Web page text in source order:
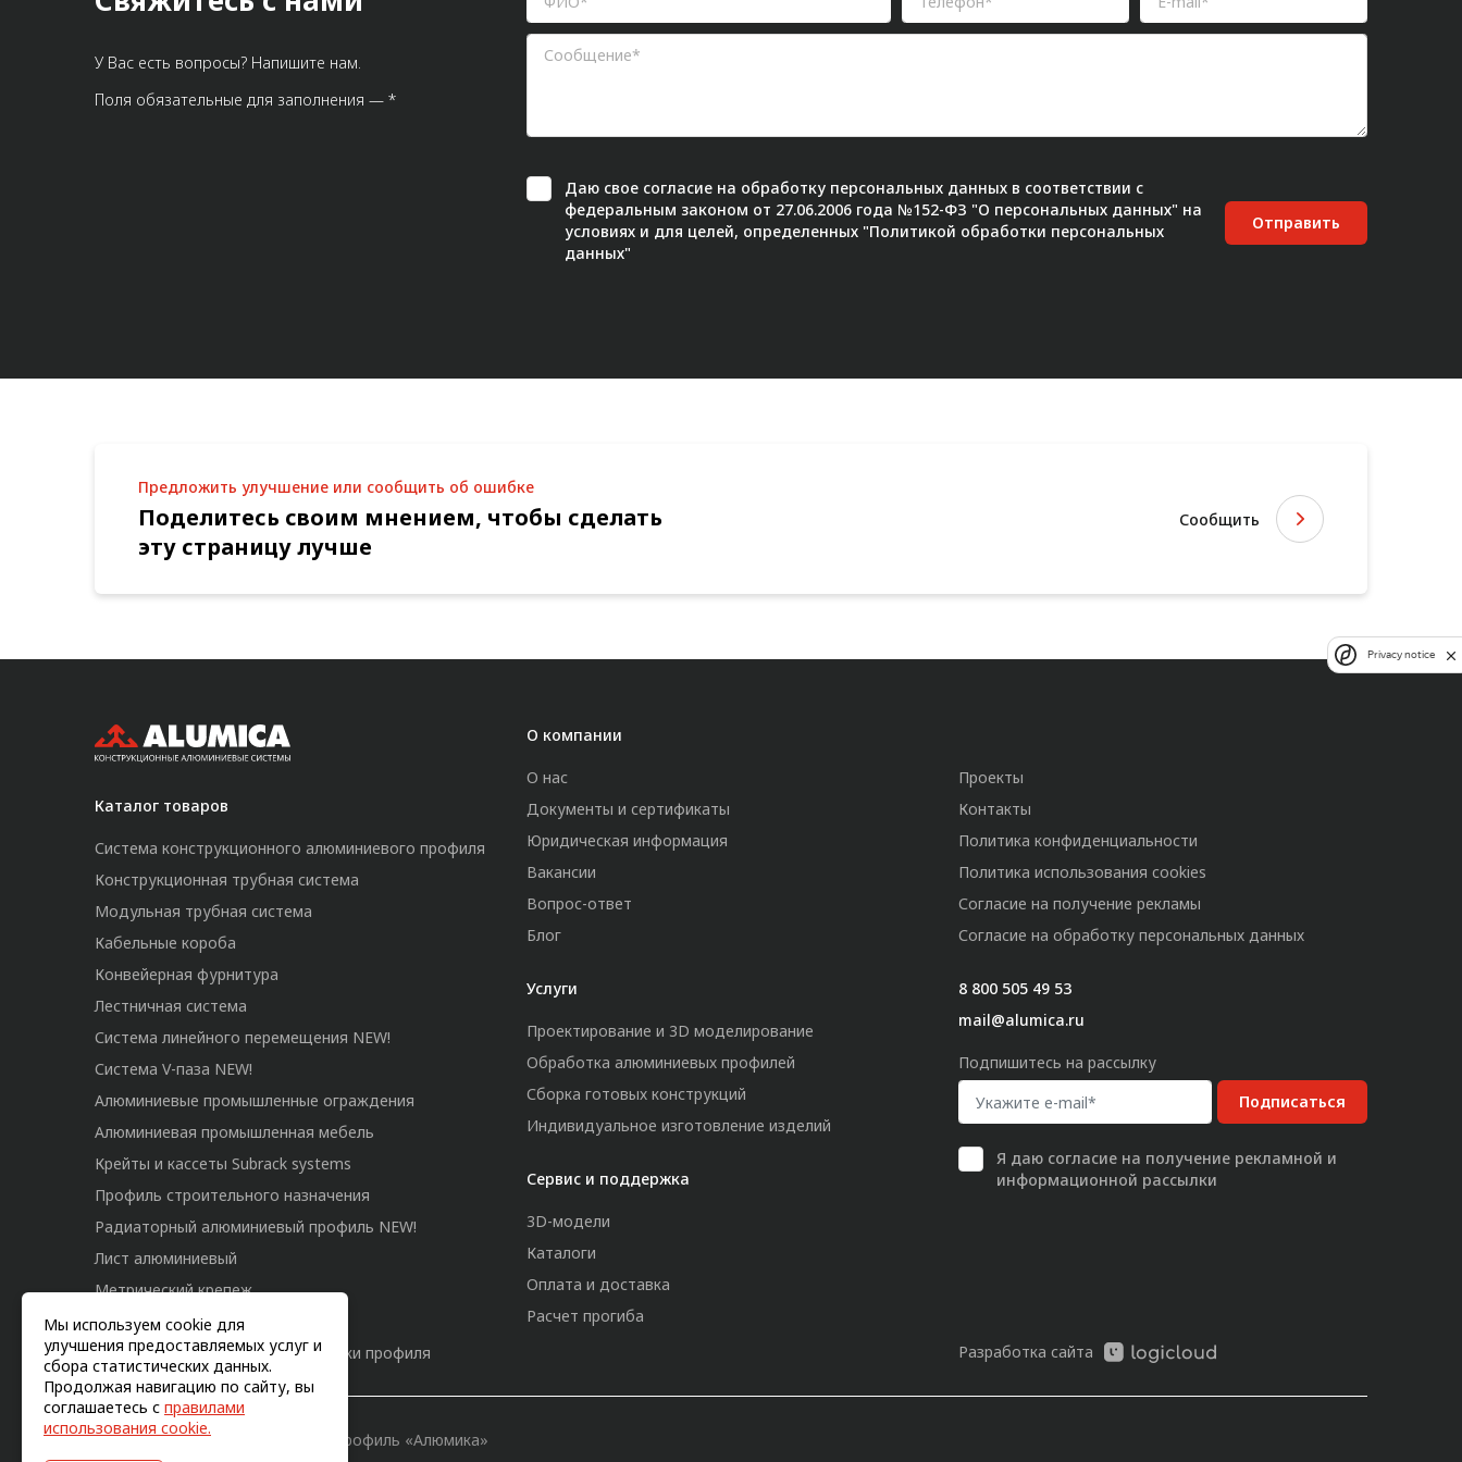
Мы используем cookie для
улучшения предоставляемых услуг и
сбора статистических данных.
Продолжая навигацию по сайту, вы
соглашаетесь с правилами
использования cookie.
У Вас есть вопросы? Напишите нам.
Поля обязательные для заполнения — *
Даю свое согласие на обработку персональных данных в соответствии с
федеральным законом от 27.06.2006 года №152-ФЗ "О персональных данных" на
условиях и для целей, определенных "Политикой обработки персональных
данных"
Отправить
Предложить улучшение или сообщить об ошибке
Поделитесь своим мнением, чтобы сделать
эту страницу лучше
Сообщить
Каталог товаров
Система конструкционного алюминиевого профиля
Конструкционная трубная система
Модульная трубная система
Кабельные короба
Конвейерная фурнитура
Лестничная система
Система линейного перемещения NEW!
Система V-паза NEW!
Алюминиевые промышленные ограждения
Алюминиевая промышленная мебель
Крейты и кассеты Subrack systems
Профиль строительного назначения
Радиаторный алюминиевый профиль NEW!
Лист алюминиевый
Метрический крепеж
Конструкции из профиля
Услуги дополнительной обработки профиля
О компании
О нас
Документы и сертификаты
Юридическая информация
Вакансии
Вопрос-ответ
Блог
Услуги
Проектирование и 3D моделирование
Обработка алюминиевых профилей
Сборка готовых конструкций
Индивидуальное изготовление изделий
Сервис и поддержка
3D-модели
Каталоги
Оплата и доставка
Расчет прогиба
Проекты
Контакты
Политика конфиденциальности
Политика использования cookies
Согласие на получение рекламы
Согласие на обработку персональных данных
8 800 505 49 53
mail@alumica.ru
Подпишитесь на рассылку
Подписаться
Я даю согласие на получение рекламной и
информационной рассылки
Разработка сайта
© 2011-2026, Конструкционный профиль «Алюмика»
Privacy notice